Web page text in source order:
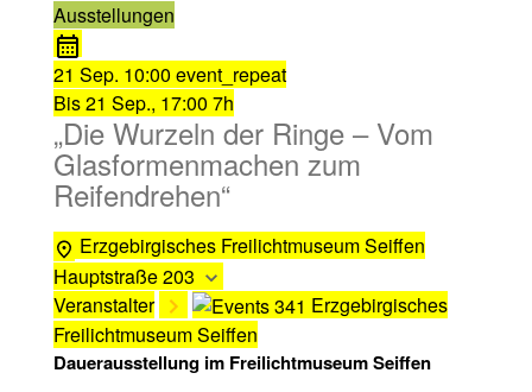
Ausstellungen
21 Sep. 10:00 event_repeat
Bis21 Sep., 17:00 7h
„Die Wurzeln der Ringe – Vom
Glasformenmachen zum
Reifendrehen“
Erzgebirgisches Freilichtmuseum Seiffen
Hauptstraße 203
Veranstalter
Erzgebirgisches
Freilichtmuseum Seiffen
Dauerausstellung im Freilichtmuseum Seiffen